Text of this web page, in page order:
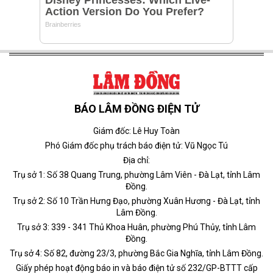
BÁO LÂM ĐỒNG ĐIỆN TỬ
Giám đốc: Lê Huy Toàn
Phó Giám đốc phụ trách báo điện tử: Vũ Ngọc Tú
Địa chỉ:
Trụ sở 1: Số 38 Quang Trung, phường Lâm Viên - Đà Lạt, tỉnh Lâm
Đồng.
Trụ sở 2: Số 10 Trần Hưng Đạo, phường Xuân Hương - Đà Lạt, tỉnh
Lâm Đồng.
Trụ sở 3: 339 - 341 Thủ Khoa Huân, phường Phú Thủy, tỉnh Lâm
Đồng.
Trụ sở 4: Số 82, đường 23/3, phường Bắc Gia Nghĩa, tỉnh Lâm Đồng.
Giấy phép hoạt động báo in và báo điện tử số 232/GP-BTTT cấp